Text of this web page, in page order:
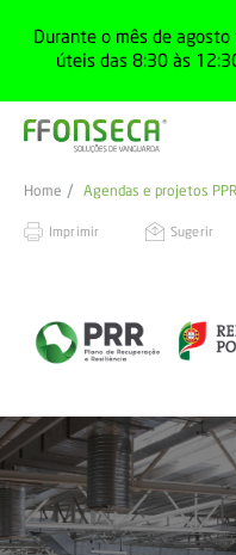
Durante o mês de
úteis das 8:30 às
Home Agendas e projetos PPR
Imprimir Sugerir